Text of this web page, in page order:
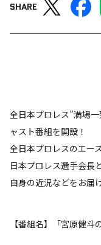
SHARE
全日本プロレス”満場
ャスト番組を開設！
全日本プロレスのエー
日本プロレス選手会長
自身の近況などをお届
【番組名】「宮原健斗